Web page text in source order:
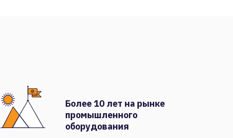
Более 10 лет на рынке
промышленного
оборудования